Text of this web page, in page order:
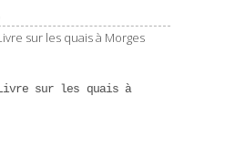
sur les quais à